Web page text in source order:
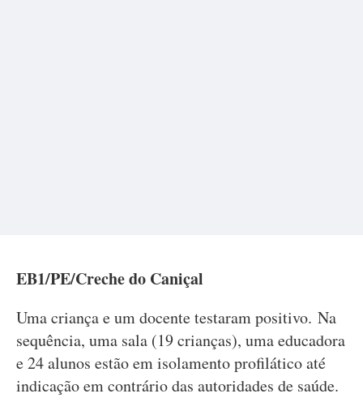
EB1/PE/Creche do Caniçal
Uma criança e um docente testaram positivo. Na
sequência, uma sala (19 crianças), uma educadora
e 24 alunos estão em isolamento profilático até
indicação em contrário das autoridades de saúde.